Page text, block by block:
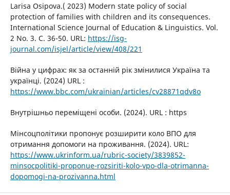
Larisa Osipova.( 2023) Modern state policy of social
protection of families with children and its consequences.
International Science Journal of Education & Linguistics. Vol.
2 No. 3. С. 36-50. URL: https://isg-
journal.com/isjel/article/view/408/221
Війна у цифрах: як за останній рік змінилися Україна та
українці. (2024) URL :
https://www.bbc.com/ukrainian/articles/cv28871qdv8o
Внутрішньо переміщені особи. (2024). URL : https
Мінсоцполітики пропонує розширити коло ВПО для
отримання допомоги на проживання. (2024). URL:
https://www.ukrinform.ua/rubric-society/3839852-
minsocpolitiki-proponue-rozsiriti-kolo-vpo-dla-otrimanna-
dopomogi-na-prozivanna.html